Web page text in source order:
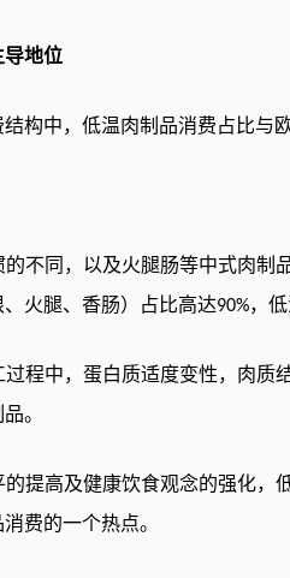
导地位
构中，低温肉制品消费占比与
不同，以及火腿肠等中式肉制
火腿、香肠）占比高达90%，
程中，蛋白质适度变性，肉质
。
的提高及健康饮食观念的强化
费的一个热点。